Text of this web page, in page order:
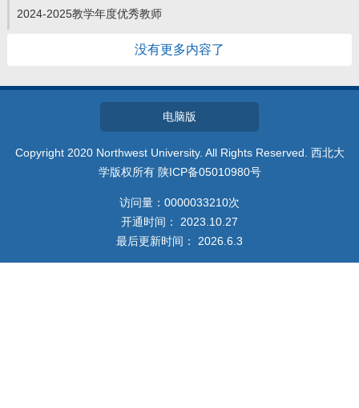
我的相册
2024-2025教学年度优秀教师
没有更多内容了
电脑版
Copyright 2020 Northwest University. All Rights Reserved. 西北大
学版权所有 陕ICP备05010980号
访问量： 0000033210次
开通时间： 2023 10 27
最后更新时间： 2026 6 3